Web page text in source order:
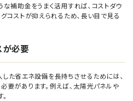
な補助金をうまく活用すれば、コストダウ
コストが抑えられるため、長い目で見る
が必要
た省エネ設備を長持ちさせるためには、
要があります。例えば、太陽光パネルや